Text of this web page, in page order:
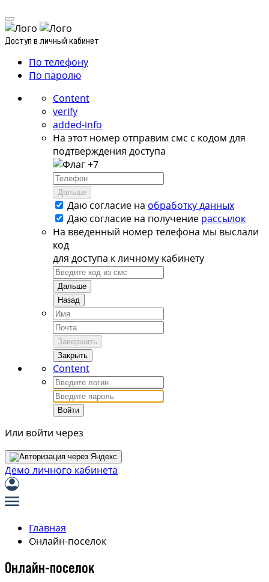
Доступ в личный кабинет
По телефону
По паролю
Content
verify
added-info
На этот номер отправим смс с кодом для
подтверждения доступа
+7
Дальше
Даю согласие на обработку данных
Даю согласие на получение рассылок
На введенный номер телефона мы выслали
код
для доступа к личному кабинету
Дальше
Назад
Завершить
Закрыть
Content
Войти
Или войти через
Демо личного кабинета
Главная
Онлайн-поселок
Онлайн-поселок